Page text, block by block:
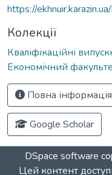
https://
Колекції
Кваліфікаційні
Економічний
Повна
Google Scholar
DSpace software
Цей контент